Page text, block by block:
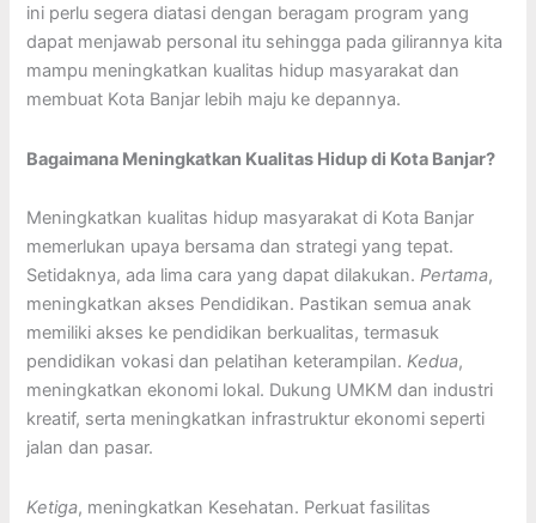
ini perlu segera diatasi dengan beragam program yang
dapat menjawab personal itu sehingga pada gilirannya kita
mampu meningkatkan kualitas hidup masyarakat dan
membuat Kota Banjar lebih maju ke depannya.
Bagaimana Meningkatkan Kualitas Hidup di Kota Banjar?
Meningkatkan kualitas hidup masyarakat di Kota Banjar
memerlukan upaya bersama dan strategi yang tepat.
Setidaknya, ada lima cara yang dapat dilakukan.Pertama,
meningkatkan akses Pendidikan. Pastikan semua anak
memiliki akses ke pendidikan berkualitas, termasuk
pendidikan vokasi dan pelatihan keterampilan.Kedua,
meningkatkan ekonomi lokal. Dukung UMKM dan industri
kreatif, serta meningkatkan infrastruktur ekonomi seperti
jalan dan pasar.
Ketiga, meningkatkan Kesehatan. Perkuat fasilitas